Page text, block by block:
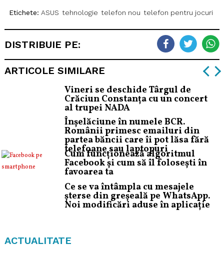
Etichete: ASUS tehnologie telefon nou telefon pentru jocuri
DISTRIBUIE PE:
ARTICOLE SIMILARE
Vineri se deschide Târgul de
Crăciun Constanța cu un concert
al trupei NADA
Înșelăciune în numele BCR.
Românii primesc emailuri din
partea băncii care îi pot lăsa fără
telefoane sau laptopuri
Cum funcționează algoritmul
Facebook și cum să îl folosești în
favoarea ta
Ce se va întâmpla cu mesajele
șterse din greșeală pe WhatsApp.
Noi modificări aduse în aplicație
ACTUALITATE